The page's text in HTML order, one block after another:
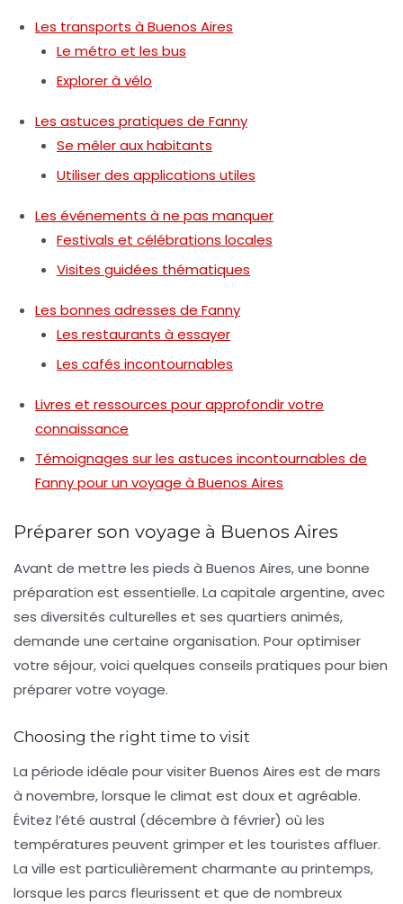
Les transports à Buenos Aires
Le métro et les bus
Explorer à vélo
Les astuces pratiques de Fanny
Se mêler aux habitants
Utiliser des applications utiles
Les événements à ne pas manquer
Festivals et célébrations locales
Visites guidées thématiques
Les bonnes adresses de Fanny
Les restaurants à essayer
Les cafés incontournables
Livres et ressources pour approfondir votre
connaissance
Témoignages sur les astuces incontournables de
Fanny pour un voyage à Buenos Aires
Préparer son voyage à Buenos Aires
Avant de mettre les pieds à Buenos Aires, une bonne
préparation est essentielle. La capitale argentine, avec
ses diversités culturelles et ses quartiers animés,
demande une certaine organisation. Pour optimiser
votre séjour, voici quelques conseils pratiques pour bien
préparer votre voyage.
Choosing the right time to visit
La période idéale pour visiter Buenos Aires est de mars
à novembre, lorsque le climat est doux et agréable.
Évitez l’été austral (décembre à février) où les
températures peuvent grimper et les touristes affluer.
La ville est particulièrement charmante au printemps,
lorsque les parcs fleurissent et que de nombreux